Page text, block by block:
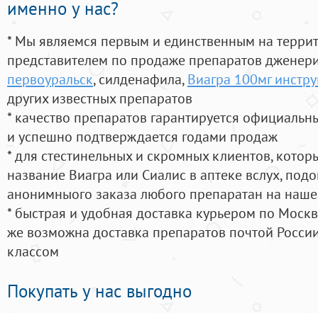
именно у нас?
* Мы являемся первым и единственным на
представителем по продаже препаратов
первоуральск, силденафила, Виагра 100мг
других известных препаратов
* качество препаратов гарантируется
и успешно подтверждается годами продаж
* для стестинельных и скромных клиентов,
название Виагра или Сиалис в аптеке вслух,
анонимныого заказа любого препаратан на
* быстрая и удобная доставка курьером по
же возможна доставка препаратов почтой
классом
Покупать у нас выгодно